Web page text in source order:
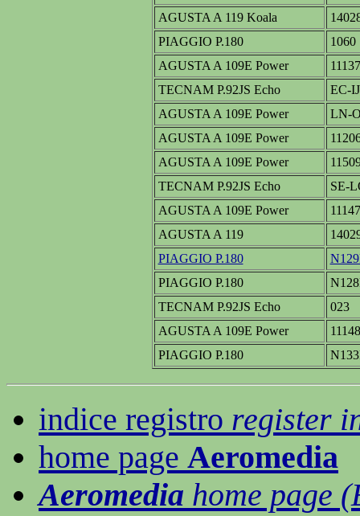
AGUSTA A 119 Koala
PIAGGIO P.180
1060
AGUSTA A 109E Power
11137
TECNAM P.92JS Echo
EC-
AGUSTA A 109E Power
LN-
AGUSTA A 109E Power
AGUSTA A 109E Power
TECNAM P.92JS Echo
SE-
AGUSTA A 109E Power
11147
AGUSTA A 119
PIAGGIO P.180
PIAGGIO P.180
TECNAM P.92JS Echo
023
AGUSTA A 109E Power
11148
PIAGGIO P.180
indice registro register
home page Aeromedia
Aeromedia home page